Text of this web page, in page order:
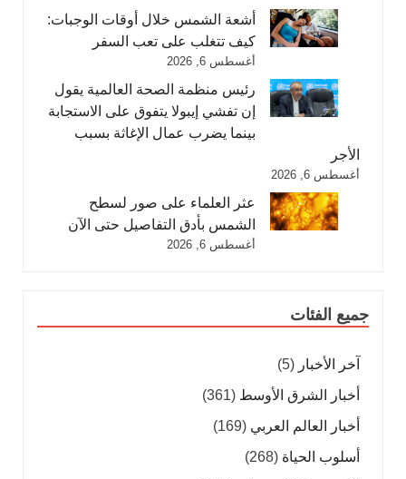
أشعة الشمس خلال أوقات الوجبات:
كيف تتغلب على تعب السفر
أغسطس 6, 2026
رئيس منظمة الصحة العالمية يقول
إن تفشي إيبولا يتفوق على الاستجابة
بينما يضرب عمال الإغاثة بسبب
الأجر
أغسطس 6, 2026
عثر العلماء على صور لسطح
الشمس بأدق التفاصيل حتى الآن
أغسطس 6, 2026
جميع الفئات
آخر الأخبار (5)
أخبار الشرق الأوسط (361)
أخبار العالم العربي (169)
أسلوب الحياة (268)